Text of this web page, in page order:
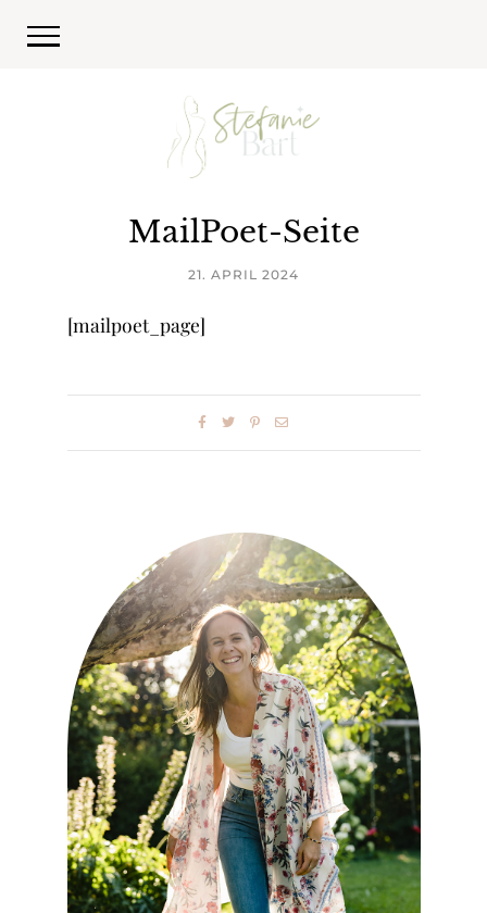
MailPoet-Seite
21. APRIL 2024
[mailpoet_page]